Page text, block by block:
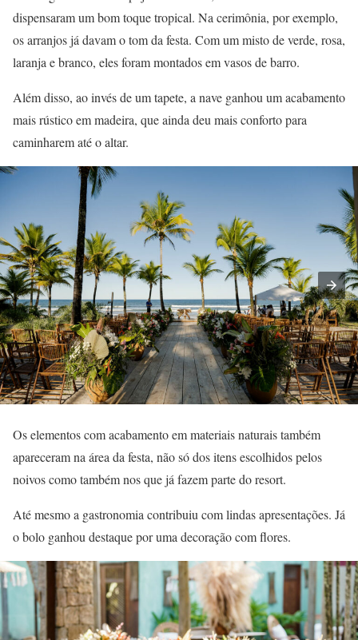
dispensaram um bom toque tropical. Na cerimônia, por exemplo,
os arranjos já davam o tom da festa. Com um misto de verde, rosa,
laranja e branco, eles foram montados em vasos de barro.
Além disso, ao invés de um tapete, a nave ganhou um acabamento
mais rústico em madeira, que ainda deu mais conforto para
caminharem até o altar.
Os elementos com acabamento em materiais naturais também
apareceram na área da festa, não só dos itens escolhidos pelos
noivos como também nos que já fazem parte do resort.
Até mesmo a gastronomia contribuiu com lindas apresentações. Já
o bolo ganhou destaque por uma decoração com flores.